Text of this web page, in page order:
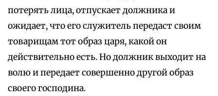
потерять лица, отпускает должника и
ожидает, что его служитель передаст своим
товарищам тот образ царя, какой он
действительно есть. Но должник выходит на
волю и передает совершенно другой образ
своего господина.